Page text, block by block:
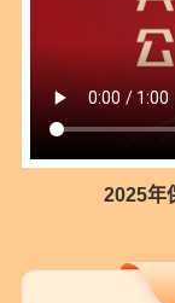
2025年